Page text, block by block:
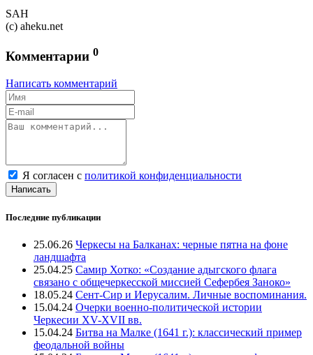
SAH
(c) aheku.net
Комментарии 0
Написать комментарий
Я согласен с политикой конфиденциальности
Написать
Последние публикации
25.06.26 Черкесы на Балканах: черные пятна на фоне
ландшафта
25.04.25 Самир Хотко: «Создание адыгского флага
связано с общечеркесской миссией Сефербея Заноко»
18.05.24 Сент-Сир и Иерусалим. Личные воспоминания.
15.04.24 Очерки военно-политической истории
Черкесии XV-XVII вв.
15.04.24 Битва на Малке (1641 г.): классический пример
феодальной войны